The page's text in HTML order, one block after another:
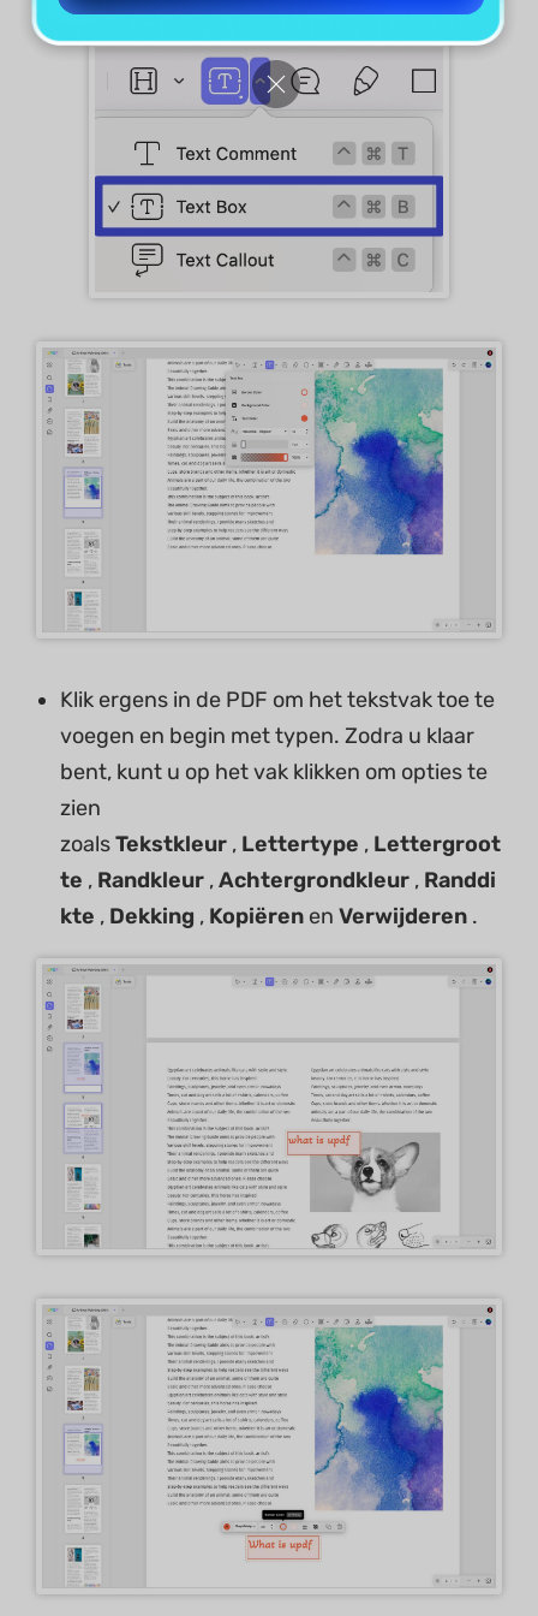
Klik ergens in de PDF om het tekstvak toe te
voegen en begin met typen. Zodra u klaar
bent, kunt u op het vak klikken om opties te
zien
zoalsTekstkleur , Lettertype , Lettergroot
te , Randkleur ,Achtergrondkleur , Randdi
kte , Dekking , Kopiëren en Verwijderen .